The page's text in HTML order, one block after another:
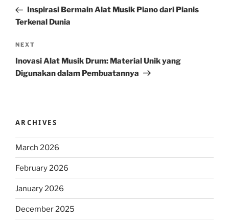
PostInspirasi Bermain Alat Musik Piano dari Pianis
Terkenal Dunia
Next
Post
NEXT
Inovasi Alat Musik Drum: Material Unik yang
Digunakan dalam Pembuatannya
ARCHIVES
March 2026
February 2026
January 2026
December 2025